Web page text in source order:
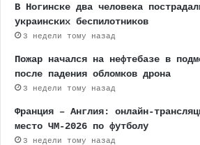
В Ногинске два человека
украинских беспилотников
3 недели тому назад
Пожар начался на нефтебазе в
после падения обломков дрона
3 недели тому назад
Франция – Англия: онлайн-
место ЧМ-2026 по футболу
3 недели тому назад